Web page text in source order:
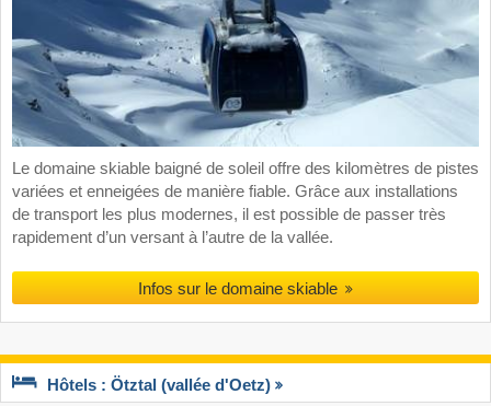
Le domaine skiable baigné de soleil offre des kilomètres de pistes
variées et enneigées de manière fiable. Grâce aux installations
de transport les plus modernes, il est possible de passer très
rapidement d’un versant à l’autre de la vallée.
Infos sur le domaine skiable
Hôtels : Ötztal (vallée d'Oetz)